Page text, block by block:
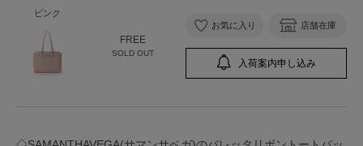
ピンク
FREE
SOLD OUT
お気に入り 店舗在庫
入荷案内申し込み